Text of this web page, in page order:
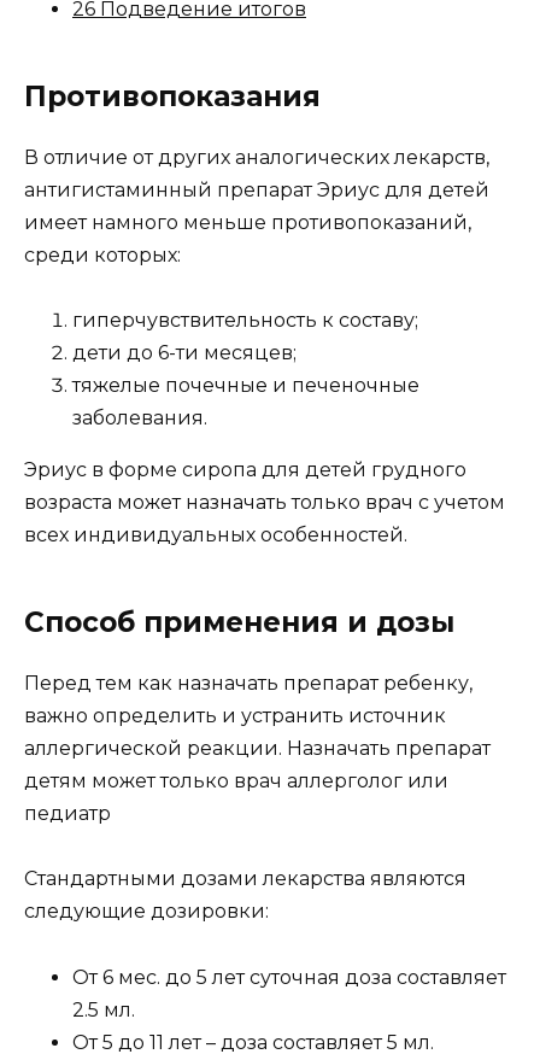
26 Подведение итогов
Противопоказания
В отличие от других аналогических лекарств,
антигистаминный препарат Эриус для детей
имеет намного меньше противопоказаний,
среди которых:
гиперчувствительность к составу;
дети до 6-ти месяцев;
тяжелые почечные и печеночные
заболевания.
Эриус в форме сиропа для детей грудного
возраста может назначать только врач с учетом
всех индивидуальных особенностей.
Способ применения и дозы
Перед тем как назначать препарат ребенку,
важно определить и устранить источник
аллергической реакции. Назначать препарат
детям может только врач аллерголог или
педиатр
Стандартными дозами лекарства являются
следующие дозировки:
От 6 мес. до 5 лет суточная доза составляет
2.5 мл.
От 5 до 11 лет – доза составляет 5 мл.